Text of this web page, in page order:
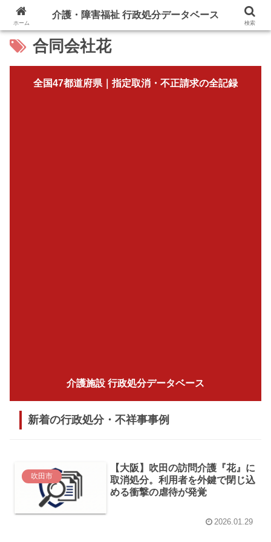
合同会社花
全国47都道府県｜指定取消・不正請求の全記録
介護施設 行政処分データベース
新着の行政処分・不祥事事例
吹田市
【大阪】吹田の訪問介護『花』に
取消処分。利用者を外鍵で閉じ込
める衝撃の虐待が発覚
2026.01.29
ホーム
介護・障害福祉 行政処分データベース
検索